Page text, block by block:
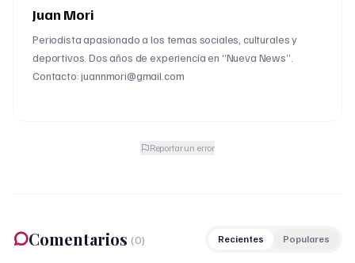
Juan Mori
Periodista apasionado a los temas sociales, culturales y
deportivos. Dos años de experiencia en “Nueva News”.
Contacto: juannmori@gmail.com
Reportar un error
Comentarios (0) Recientes Populares